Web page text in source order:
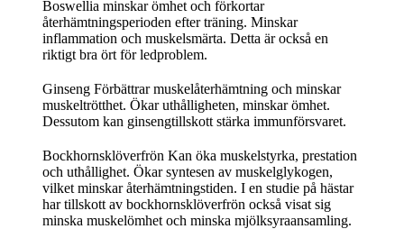
Boswellia minskar ömhet och förkortar
återhämtningsperioden efter träning. Minskar
inflammation och muskelsmärta. Detta är också en
riktigt bra ört för ledproblem.
Ginseng Förbättrar muskelåterhämtning och minskar
muskeltrötthet. Ökar uthålligheten, minskar ömhet.
Dessutom kan ginsengtillskott stärka immunförsvaret.
Bockhornsklöverfrön Kan öka muskelstyrka, prestation
och uthållighet. Ökar syntesen av muskelglykogen,
vilket minskar återhämtningstiden. I en studie på hästar
har tillskott av bockhornsklöverfrön också visat sig
minska muskelömhet och minska mjölksyraansamling.